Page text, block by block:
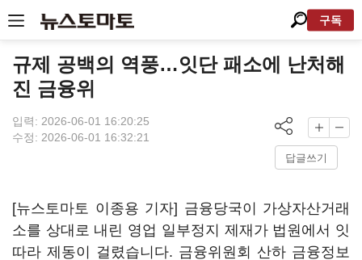
구독
규제 공백의 역풍…잇단 패소에 난처해
진 금융위
입력: 2026-06-01 16:20:25
수정: 2026-06-01 16:32:21
답글쓰기
[뉴스토마토 이종용 기자] 금융당국이 가상자산거래
소를 상대로 내린 영업 일부정지 제재가 법원에서 잇
따라 제동이 걸렸습니다. 금융위원회 산하 금융정보